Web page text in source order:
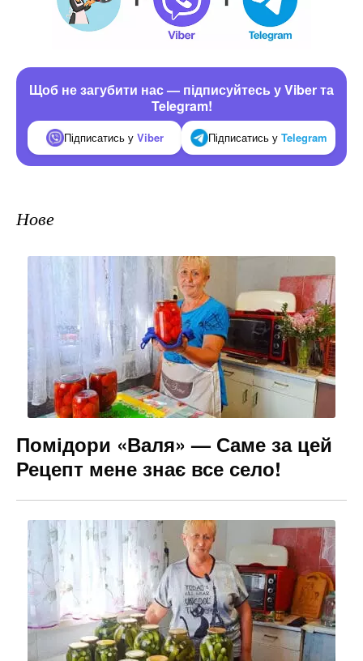
Щоб не загубити нас — підписуйтесь у Viber та
Telegram!
Підписатись у Viber Підписатись у Telegram
Нове
Помідори «Валя» — Саме за цей
Рецепт мене знає все село!